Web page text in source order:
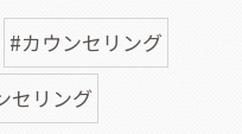
#カウンセリング
セリング